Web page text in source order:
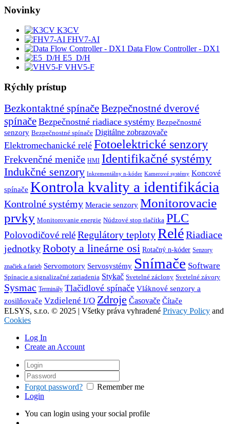
Novinky
K3CV
FHV7-AI
Data Flow Controller - DX1
E5_D/H
VHV5-F
Rýchly prístup
Bezkontaktné spínačeBezpečnostné dverové
spínače Bezpečnostné riadiace systémy Bezpečnostné
senzory Bezpečnostné spínače Digitálne zobrazovače
Elektromechanické relé Fotoelektrické senzory
Frekvenčné meniče HMI Identifikačné systémy
Indukčné senzory Inkrementálny n-kóder Kamerové systémy Koncové
spínače Kontrola kvality a identifikácia
Kontrolné systémy Meracie senzory Monitorovacie
prvky Monitorovanie energie Núdzové stop tlačítka PLC
Polovodičové reléRegulátory teplotyReléRiadiace
jednotkyRoboty a lineárne osi Rotačný n-kóder Senzory
značiek a farieb Servomotory Servosystémy Snímače Software
Spínacie a signalizačné zariadenia Stykač Svetelné záclony Svetelné závory
Sysmac Terminály Tlačidlové spínače Vláknové senzory a
zosilňovače Vzdielené I/O Zdroje Časovače Čítače
ELSYS, s.r.o. © 2025 | Všetky práva vyhradené Privacy Policy and
Cookies
Log In
Create an Account
Forgot password?
Remember me
Login
You can login using your social profile